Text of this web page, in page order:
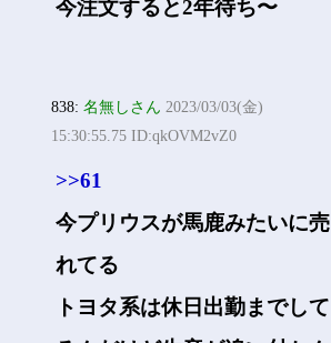
今注文すると2年待ち〜
838:名無しさん 2023/03/03(金)
15:30:55.75 ID:qkOVM2vZ0
>>61
今プリウスが馬鹿みたいに売
れてる
トヨタ系は休日出勤までして